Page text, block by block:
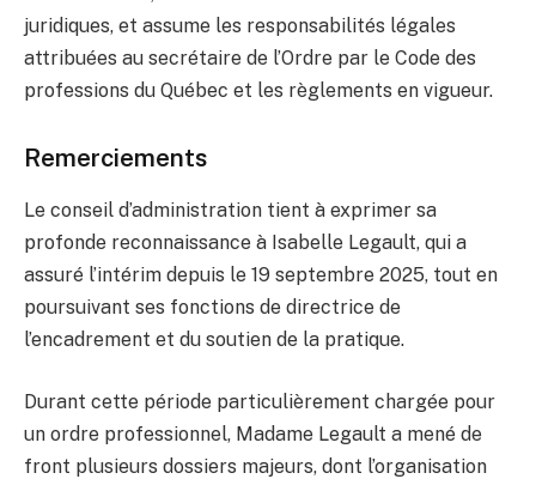
juridiques, et assume les responsabilités légales
attribuées au secrétaire de l’Ordre par le Code des
professions du Québec et les règlements en vigueur.
Remerciements
Le conseil d’administration tient à exprimer sa
profonde reconnaissance à Isabelle Legault, qui a
assuré l’intérim depuis le 19 septembre 2025, tout en
poursuivant ses fonctions de directrice de
l’encadrement et du soutien de la pratique.
Durant cette période particulièrement chargée pour
un ordre professionnel, Madame Legault a mené de
front plusieurs dossiers majeurs, dont l’organisation